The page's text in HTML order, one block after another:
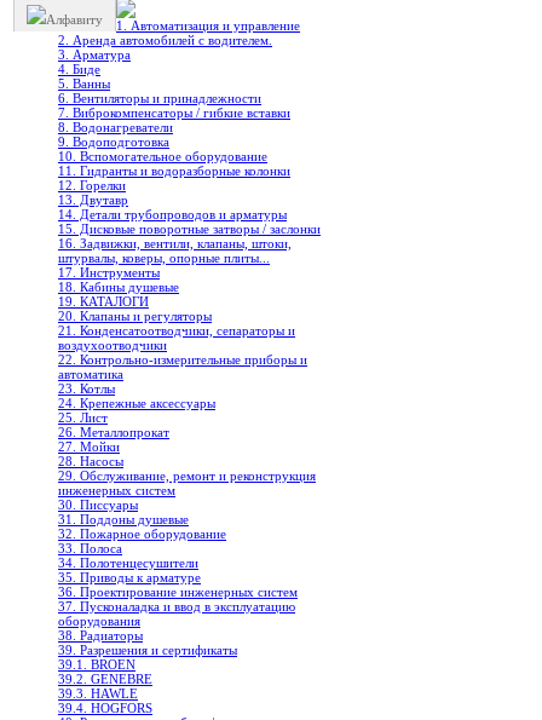
Алфавиту
1. Автоматизация и управление
2. Аренда автомобилей с водителем.
3. Арматура
4. Биде
5. Ванны
6. Вентиляторы и принадлежности
7. Виброкомпенсаторы / гибкие вставки
8. Водонагреватели
9. Водоподготовка
10. Вспомогательное оборудование
11. Гидранты и водоразборные колонки
12. Горелки
13. Двутавр
14. Детали трубопроводов и арматуры
15. Дисковые поворотные затворы / заслонки
16. Задвижки, вентили, клапаны, штоки,
штурвалы, коверы, опорные плиты...
17. Инструменты
18. Кабины душевые
19. КАТАЛОГИ
20. Клапаны и регуляторы
21. Конденсатоотводчики, сепараторы и
воздухоотводчики
22. Контрольно-измерительные приборы и
автоматика
23. Котлы
24. Крепежные аксессуары
25. Лист
26. Металлопрокат
27. Мойки
28. Насосы
29. Обслуживание, ремонт и реконструкция
инженерных систем
30. Писсуары
31. Поддоны душевые
32. Пожарное оборудование
33. Полоса
34. Полотенцесушители
35. Приводы к арматуре
36. Проектирование инженерных систем
37. Пусконаладка и ввод в эксплуатацию
оборудования
38. Радиаторы
39. Разрешения и сертификаты
39.1. BROEN
39.2. GENEBRE
39.3. HAWLE
39.4. HOGFORS